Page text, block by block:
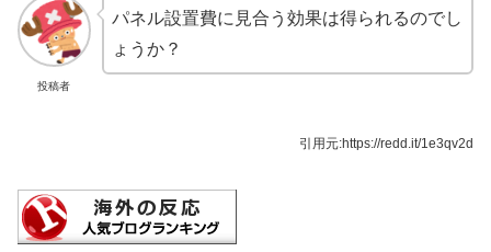
投稿者
パネル設置費に見合う効果は得られるのでし
ょうか？
引用元:https://redd.it/1e3qv2d